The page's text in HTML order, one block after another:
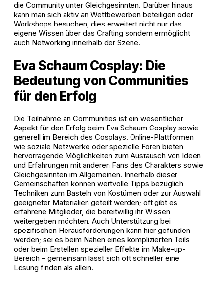
die Community unter Gleichgesinnten. Darüber hinaus
kann man sich aktiv an Wettbewerben beteiligen oder
Workshops besuchen; dies erweitert nicht nur das
eigene Wissen über das Crafting sondern ermöglicht
auch Networking innerhalb der Szene.
Eva Schaum Cosplay: Die
Bedeutung von Communities
für den Erfolg
Die Teilnahme an Communities ist ein wesentlicher
Aspekt für den Erfolg beim Eva Schaum Cosplay sowie
generell im Bereich des Cosplays. Online-Plattformen
wie soziale Netzwerke oder spezielle Foren bieten
hervorragende Möglichkeiten zum Austausch von Ideen
und Erfahrungen mit anderen Fans des Charakters sowie
Gleichgesinnten im Allgemeinen. Innerhalb dieser
Gemeinschaften können wertvolle Tipps bezüglich
Techniken zum Basteln von Kostümen oder zur Auswahl
geeigneter Materialien geteilt werden; oft gibt es
erfahrene Mitglieder, die bereitwillig ihr Wissen
weitergeben möchten. Auch Unterstützung bei
spezifischen Herausforderungen kann hier gefunden
werden; sei es beim Nähen eines komplizierten Teils
oder beim Erstellen spezieller Effekte im Make-up-
Bereich – gemeinsam lässt sich oft schneller eine
Lösung finden als allein.